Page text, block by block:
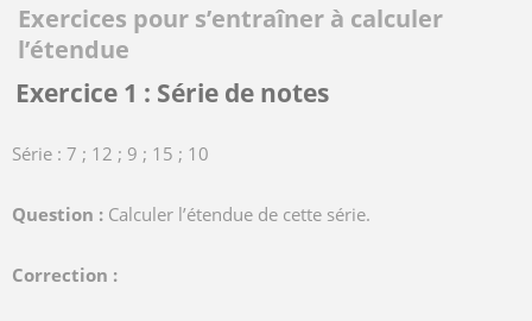
Exercices pour s’entraîner à calculer
l’étendue
Exercice 1 : Série de notes
Série : 7 ; 12 ; 9 ; 15 ; 10
Question : Calculer l’étendue de cette série.
Correction :